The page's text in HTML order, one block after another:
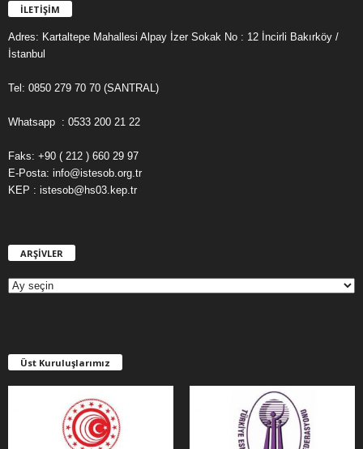
İLETİŞİM
Adres: Kartaltepe Mahallesi Alpay İzer Sokak No : 12 İncirli Bakırköy /
İstanbul
Tel: 0850 279 70 70 (SANTRAL)
Whatsapp : 0533 200 21 22
Faks: +90 ( 212 ) 660 29 97
E-Posta: info@istesob.org.tr
KEP : istesob@hs03.kep.tr
ARŞİVLER
E
R
Üst Kuruluşlarımız